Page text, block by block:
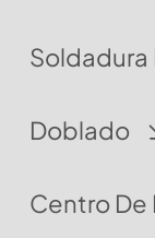
Soldadura
Doblado
Centro De